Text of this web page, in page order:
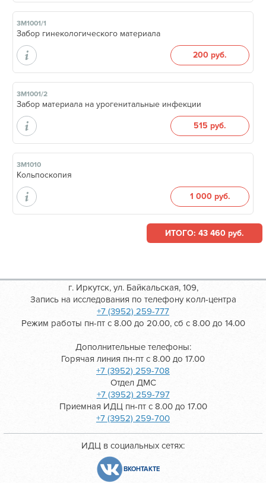
3М1001/1
Забор гинекологического материала
200 руб.
3М1001/2
Забор материала на урогенитальные инфекции
515 руб.
3М1010
Кольпоскопия
1 000 руб.
ИТОГО: 43 460 руб.
г. Иркутск, ул. Байкальская, 109,
Запись на исследования по телефону колл-центра
+7 (3952) 259-777
Режим работы пн-пт с 8.00 до 20.00, сб с 8.00 до 14.00
Дополнительные телефоны:
Горячая линия пн-пт с 8.00 до 17.00
+7 (3952) 259-708
Отдел ДМС
+7 (3952) 259-797
Приемная ИДЦ пн-пт с 8.00 до 17.00
+7 (3952) 259-700
ИДЦ в социальных сетях:
ВКОНТАКТЕ